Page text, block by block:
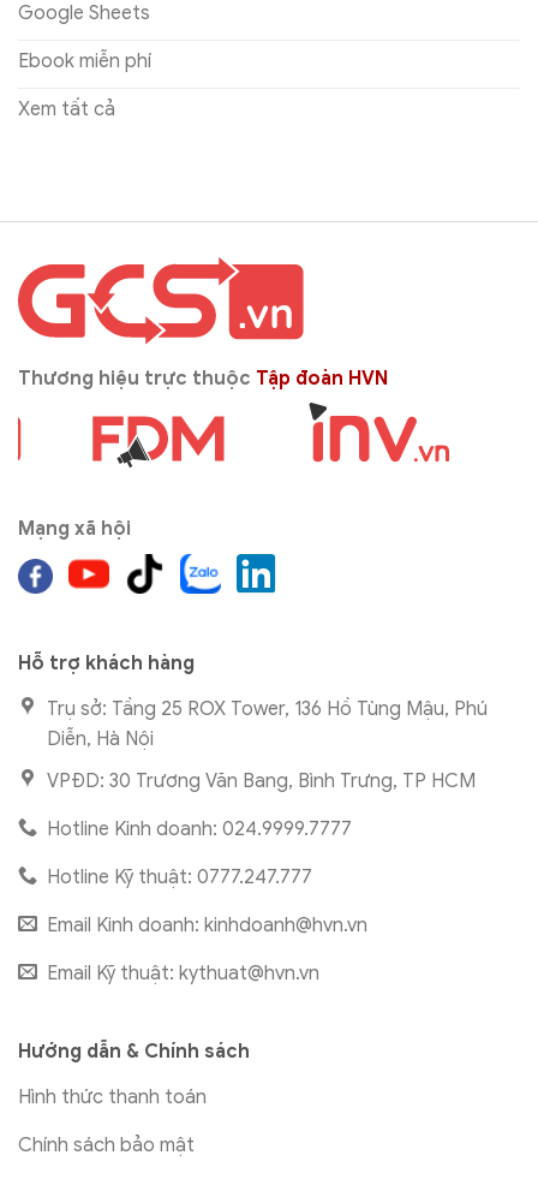
Google Sheets
Ebook miễn phí
Xem tất cả
Thương hiệu trực thuộc Tập đoàn HVN
Mạng xã hội
Hỗ trợ khách hàng
Trụ sở: Tầng 25 ROX Tower, 136 Hồ Tùng Mậu, Phú
Diễn, Hà Nội
VPĐD: 30 Trương Văn Bang, Bình Trưng, TP HCM
Hotline Kinh doanh: 024.9999.7777
Hotline Kỹ thuật: 0777.247.777
Email Kinh doanh: kinhdoanh@hvn.vn
Email Kỹ thuật: kythuat@hvn.vn
Hướng dẫn & Chính sách
Hình thức thanh toán
Chính sách bảo mật